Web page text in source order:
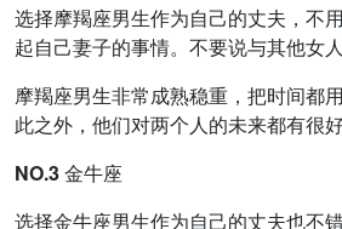
选择摩羯座男生作为自己的丈夫，不
起自己妻子的事情。不要说与其他女
摩羯座男生非常成熟稳重，把时间都
此之外，他们对两个人的未来都有很
NO.3 金牛座
选择金牛座男生作为自己的丈夫也不